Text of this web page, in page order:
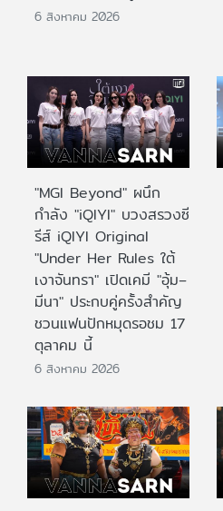
6 สิงหาคม 2026
"MGI Beyond" ผนึก
กำลัง "iQIYI" บวงสรวงซี
รีส์ iQIYI Original
"Under Her Rules ใต้
เงาจันทรา" เปิดเคมี "อุ้ม–
มีนา" ประกบคู่ครั้งสำคัญ
ชวนแฟนปักหมุดรอชม 17
ตุลาคม นี้
6 สิงหาคม 2026